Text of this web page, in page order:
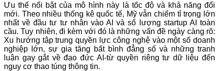
Ưu thế nổi bật của mô hình này là tốc độ và khả năng đổi
mới. Theo nhiều thống kê quốc tế, Mỹ vẫn chiếm tỉ trọng lớn
nhất về đầu tư tư nhân vào AI và số lượng startup AI toàn
cầu. Tuy nhiên, đi kèm với đó là những vấn đề ngày càng rõ:
Xu hướng tập trung quyền lực công nghệ vào một số doanh
nghiệp lớn, sự gia tăng bất bình đẳng số và những tranh
luận gay gắt về đạo đức AI-từ quyền riêng tư dữ liệu đến
nguy cơ thao túng thông tin.